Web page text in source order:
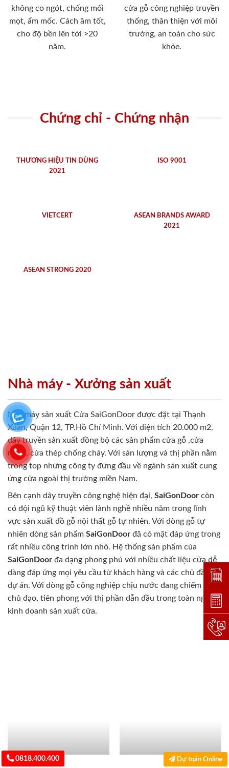
không co ngót, chống mối
mọt, ẩm mốc. Cách âm tốt,
cho độ bền lên tới >20
năm.
cửa gỗ công nghiệp truyền
thống, thân thiện với môi
trường, an toàn cho sức
khỏe.
Chứng chỉ - Chứng nhận
THƯƠNG HIỆU TIN DÙNG
2021
ISO 9001
VIETCERT
ASEAN BRANDS AWARD
2021
ASEAN STRONG 2020
Nhà máy - Xưởng sản xuất
Nhà máy sản xuất Cửa SaiGonDoor được đặt tại Thạnh
Xuân, Quận 12, TP.Hồ Chí Minh. Với diện tích 20.000 m2,
dây truyền sản xuất đồng bộ các sản phẩm cửa gỗ ,cửa
nhựa, cửa thép chống cháy. Với sản lượng và thị phần nằm
trong top những công ty đứng đầu về ngành sản xuất cung
ứng cửa ngoài thị trường miền Nam.
Bên cạnh dây truyền công nghệ hiện đại, SaiGonDoor còn
có đội ngũ kỹ thuật viên lành nghề nhiều năm trong lĩnh
vực sản xuất đồ gỗ nội thất gỗ tự nhiên. Với dòng gỗ tự
nhiên dòng sản phẩm SaiGonDoor đã có mặt đáp ứng trong
rất nhiều công trình lớn nhỏ. Hệ thống sản phẩm của
SaiGonDoor đa dạng phong phú với nhiều chất liệu cửa dễ
dàng đáp ứng mọi yêu cầu từ khách hàng và các chủ đầu tư
dự án. Với dòng gỗ công nghiệp chịu nước đang chiếm vị trí
chủ đạo, tiên phong với thị phần dẫn đầu trong toàn ngành
kinh doanh sản xuất cửa.
0818.400.400 Dự toán Online
Đặt
Dự